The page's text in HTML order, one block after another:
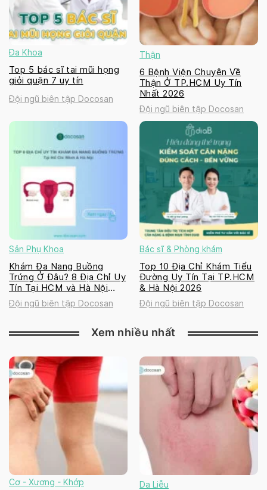
Đa Khoa
Top 5 bác sĩ tai mũi họng
giỏi quận 7 uy tín
Đội ngũ biên tập Docosan
Thận
6 Bệnh Viện Chuyên Về
Thận Ở TP.HCM Uy Tín
Nhất 2026
Đội ngũ biên tập Docosan
Sản Phụ Khoa
Khám Đa Nang Buồng
Trứng Ở Đâu? 8 Địa Chỉ Uy
Tín Tại HCM và Hà Nội
2026
Đội ngũ biên tập Docosan
Bác sĩ & Phòng khám
Top 10 Địa Chỉ Khám Tiểu
Đường Uy Tín Tại TP.HCM
& Hà Nội 2026
Đội ngũ biên tập Docosan
Xem nhiều nhất
Cơ - Xương - Khớp Da Liễu